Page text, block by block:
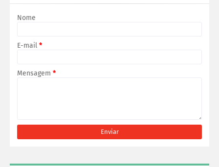
Nome
E-mail *
Mensagem *